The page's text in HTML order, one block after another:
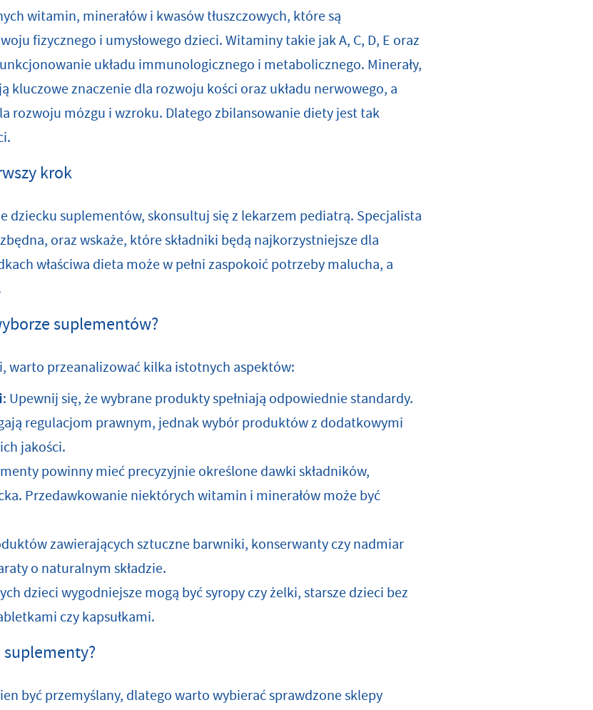
witamin, minerałów i kwasów tłuszczowych, które są
fizycznego i umysłowego dzieci. Witaminy takie jak A, C, D, E oraz
układu immunologicznego i metabolicznego. Minerały,
kluczowe znaczenie dla rozwoju kości oraz układu nerwowego, a
rozwoju mózgu i wzroku. Dlatego zbilansowanie diety jest tak
krok
dziecku suplementów, skonsultuj się z lekarzem pediatrą. Specjalista
oraz wskaże, które składniki będą najkorzystniejsze dla
właściwa dieta może w pełni zaspokoić potrzeby malucha, a
suplementów?
warto przeanalizować kilka istotnych aspektów:
: Upewnij się, że wybrane produkty spełniają odpowiednie standardy.
regulacjom prawnym, jednak wybór produktów z dodatkowymi
jakości.
powinny mieć precyzyjnie określone dawki składników,
Przedawkowanie niektórych witamin i minerałów może być
zawierających sztuczne barwniki, konserwanty czy nadmiar
o naturalnym składzie.
dzieci wygodniejsze mogą być syropy czy żelki, starsze dzieci bez
czy kapsułkami.
być przemyślany, dlatego warto wybierać sprawdzone sklepy